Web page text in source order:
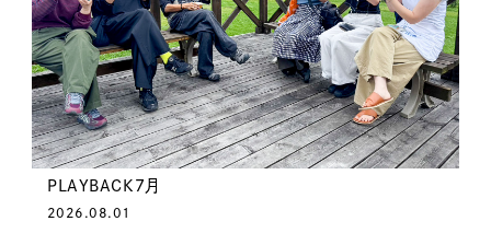
PLAYBACK7月
2026.08.01